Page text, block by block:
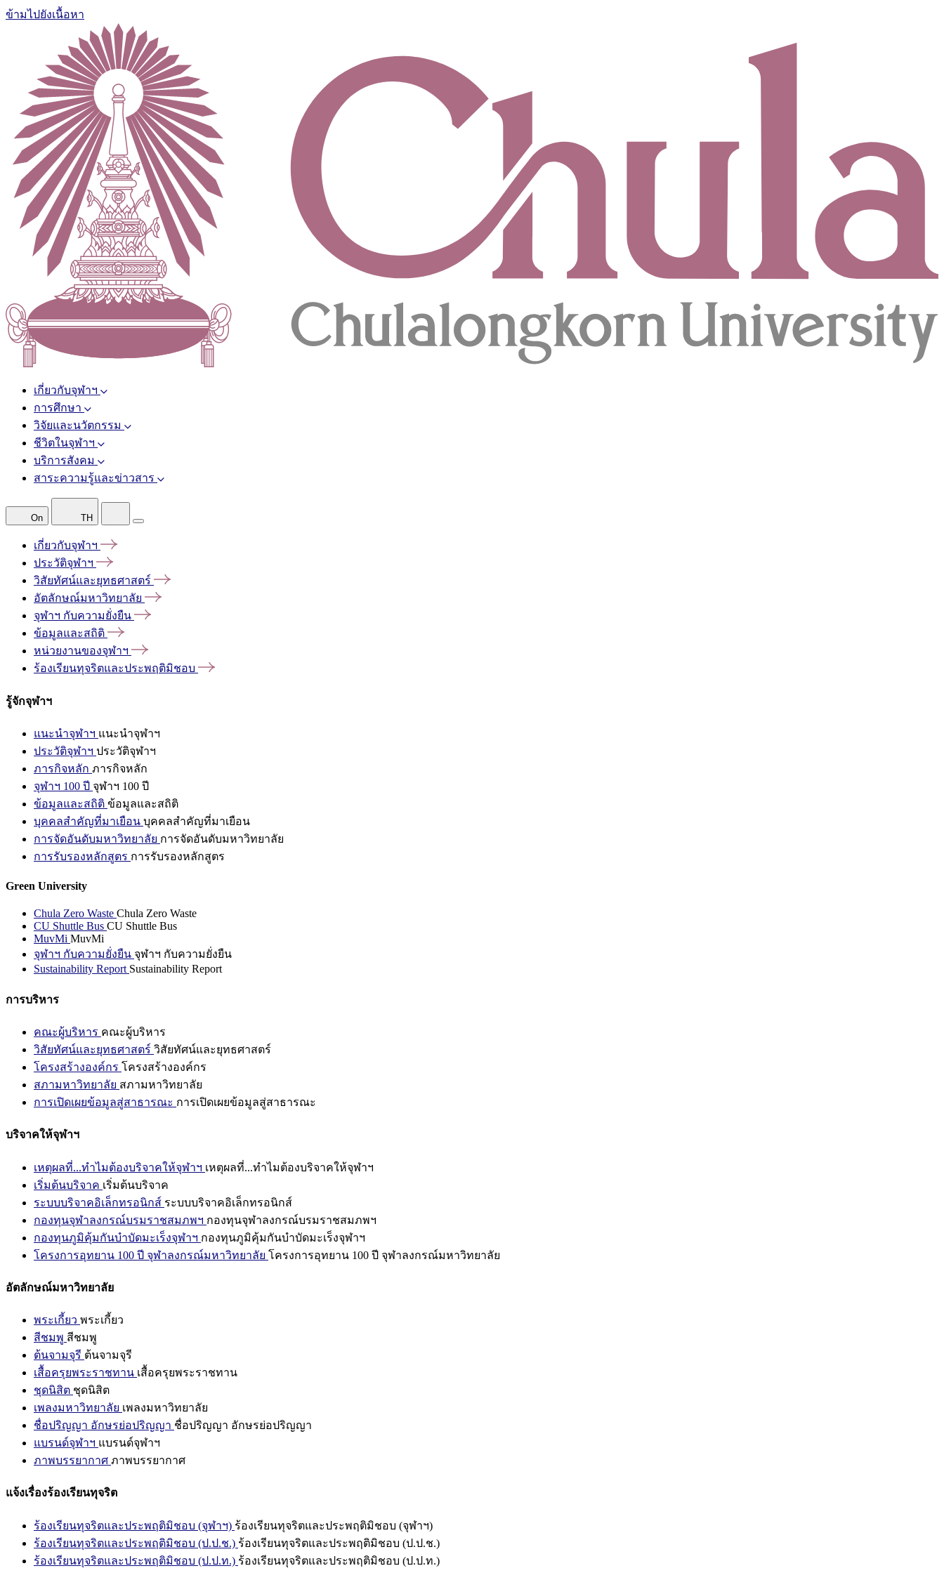
ข้ามไปยังเนื้อหา
เกี่ยวกับจุฬาฯ
การศึกษา
วิจัยและนวัตกรรม
ชีวิตในจุฬาฯ
บริการสังคม
สาระความรู้และข่าวสาร
On TH
เกี่ยวกับจุฬาฯ
ประวัติจุฬาฯ
วิสัยทัศน์และยุทธศาสตร์
อัตลักษณ์มหาวิทยาลัย
จุฬาฯ กับความยั่งยืน
ข้อมูลและสถิติ
หน่วยงานของจุฬาฯ
ร้องเรียนทุจริตและประพฤติมิชอบ
รู้จักจุฬาฯ
แนะนำจุฬาฯ แนะนำจุฬาฯ
ประวัติจุฬาฯ ประวัติจุฬาฯ
ภารกิจหลัก ภารกิจหลัก
จุฬาฯ 100 ปี จุฬาฯ 100 ปี
ข้อมูลและสถิติ ข้อมูลและสถิติ
บุคคลสำคัญที่มาเยือน บุคคลสำคัญที่มาเยือน
การจัดอันดับมหาวิทยาลัย การจัดอันดับมหาวิทยาลัย
การรับรองหลักสูตร การรับรองหลักสูตร
Green University
Chula Zero Waste Chula Zero Waste
CU Shuttle Bus CU Shuttle Bus
MuvMi MuvMi
จุฬาฯ กับความยั่งยืน จุฬาฯ กับความยั่งยืน
Sustainability Report Sustainability Report
การบริหาร
คณะผู้บริหาร คณะผู้บริหาร
วิสัยทัศน์และยุทธศาสตร์ วิสัยทัศน์และยุทธศาสตร์
โครงสร้างองค์กร โครงสร้างองค์กร
สภามหาวิทยาลัย สภามหาวิทยาลัย
การเปิดเผยข้อมูลสู่สาธารณะ การเปิดเผยข้อมูลสู่สาธารณะ
บริจาคให้จุฬาฯ
เหตุผลที่...ทำไมต้องบริจาคให้จุฬาฯ เหตุผลที่...ทำไมต้องบริจาคให้จุฬาฯ
เริ่มต้นบริจาค เริ่มต้นบริจาค
ระบบบริจาคอิเล็กทรอนิกส์ ระบบบริจาคอิเล็กทรอนิกส์
กองทุนจุฬาลงกรณ์บรมราชสมภพฯ กองทุนจุฬาลงกรณ์บรมราชสมภพฯ
กองทุนภูมิคุ้มกันบำบัดมะเร็งจุฬาฯ กองทุนภูมิคุ้มกันบำบัดมะเร็งจุฬาฯ
โครงการอุทยาน 100 ปี จุฬาลงกรณ์มหาวิทยาลัย โครงการอุทยาน 100 ปี จุฬาลงกรณ์มหาวิทยาลัย
อัตลักษณ์มหาวิทยาลัย
พระเกี้ยว พระเกี้ยว
สีชมพู สีชมพู
ต้นจามจุรี ต้นจามจุรี
เสื้อครุยพระราชทาน เสื้อครุยพระราชทาน
ชุดนิสิต ชุดนิสิต
เพลงมหาวิทยาลัย เพลงมหาวิทยาลัย
ชื่อปริญญา อักษรย่อปริญญา ชื่อปริญญา อักษรย่อปริญญา
แบรนด์จุฬาฯ แบรนด์จุฬาฯ
ภาพบรรยากาศ ภาพบรรยากาศ
แจ้งเรื่องร้องเรียนทุจริต
ร้องเรียนทุจริตและประพฤติมิชอบ (จุฬาฯ) ร้องเรียนทุจริตและประพฤติมิชอบ (จุฬาฯ)
ร้องเรียนทุจริตและประพฤติมิชอบ (ป.ป.ช.) ร้องเรียนทุจริตและประพฤติมิชอบ (ป.ป.ช.)
ร้องเรียนทุจริตและประพฤติมิชอบ (ป.ป.ท.) ร้องเรียนทุจริตและประพฤติมิชอบ (ป.ป.ท.)